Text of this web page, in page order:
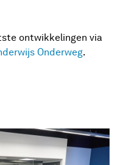
ontwikkelingen via
Onderweg.